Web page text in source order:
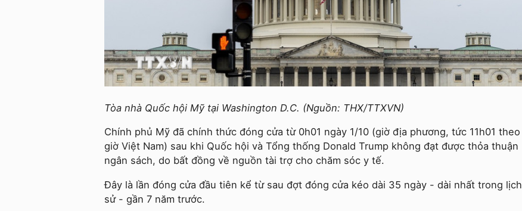
Tòa nhà Quốc hội Mỹ tại Washington D.C. (Nguồn: THX/TTXVN)
Chính phủ Mỹ đã chính thức đóng cửa từ 0h01 ngày 1/10 (giờ địa phương, tức 11h01 theo
giờ Việt Nam) sau khi Quốc hội và Tổng thống Donald Trump không đạt được thỏa thuận
ngân sách, do bất đồng về nguồn tài trợ cho chăm sóc y tế.
Đây là lần đóng cửa đầu tiên kể từ sau đợt đóng cửa kéo dài 35 ngày - dài nhất trong lịch
sử - gần 7 năm trước.